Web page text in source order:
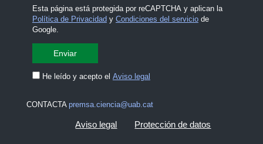
Esta página está protegida por reCAPTCHA y aplican la
Política de Privacidad y Condiciones del serviciode
Google.
He leído y acepto el Aviso legal
CONTACTA premsa.ciencia@uab.cat
Aviso legal Protección de datos